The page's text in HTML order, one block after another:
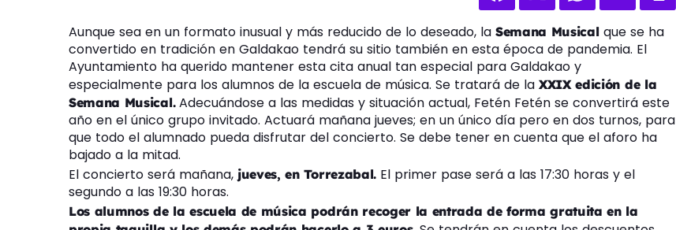
Aunque sea en un formato inusual y más reducido de lo deseado, la Semana Musicalque se ha
convertido en tradición en Galdakao tendrá su sitio también en esta época de pandemia. El
Ayuntamiento ha querido mantener esta cita anual tan especial para Galdakao y
especialmente para los alumnos de la escuela de música. Se tratará de la XXIX edición de la
Semana Musical.Adecuándose a las medidas y situación actual, Fetén Fetén se convertirá este
año en el único grupo invitado. Actuará mañana jueves; en un único día pero en dos turnos, para
que todo el alumnado pueda disfrutar del concierto. Se debe tener en cuenta que el aforo ha
bajado a la mitad.
El concierto será mañana, jueves, en Torrezabal.El primer pase será a las 17:30 horas y el
segundo a las 19:30 horas.
Los alumnos de la escuela de música podrán recoger la entrada de forma gratuita en la